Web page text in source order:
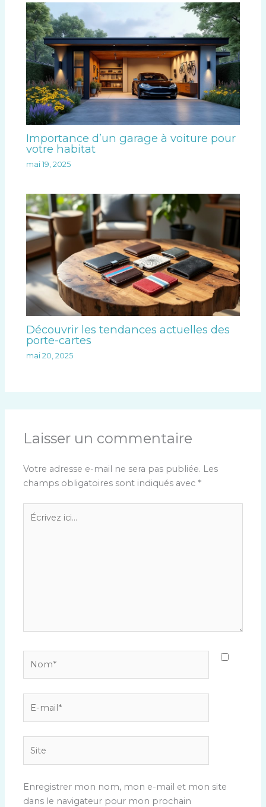
Importance d’un garage à voiture pour
votre habitat
mai 19, 2025
Découvrir les tendances actuelles des
porte-cartes
mai 20, 2025
Laisser un commentaire
Votre adresse e-mail ne sera pas publiée. Les
champs obligatoires sont indiqués avec *
Écrivez
ici…
mail*
Enregistrer mon nom, mon e-mail et mon site
dans le navigateur pour mon prochain